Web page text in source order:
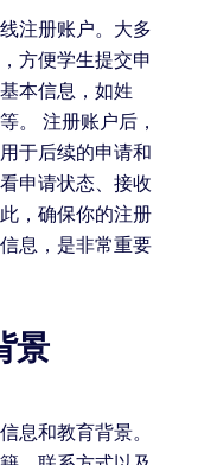
注册账户。大多
方便学生提交申
本信息，如姓
。 注册账户后，
于后续的申请和
申请状态、接收
，确保你的注册
息，是非常重要
景
息和教育背景。